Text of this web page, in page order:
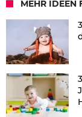
MEHR IDEEN